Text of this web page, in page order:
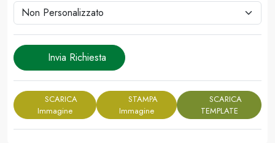
Invia Richiesta
SCARICA
Immagine
STAMPA
Immagine
SCARICA
TEMPLATE